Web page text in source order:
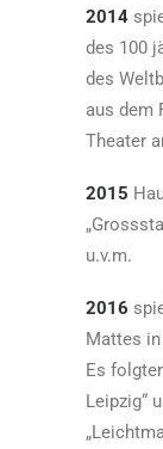
2014
des 100
des
aus dem
Theater
2015
u.v.m.
2016
Mattes in
Es
Leipzig“